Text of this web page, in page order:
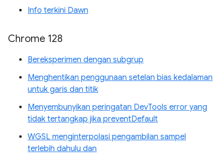
Info terkini Dawn
Chrome 128
Bereksperimen dengan subgrup
Menghentikan penggunaan setelan bias kedalaman
untuk garis dan titik
Menyembunyikan peringatan DevTools error yang
tidak tertangkap jika preventDefault
WGSL menginterpolasi pengambilan sampel
terlebih dahulu dan